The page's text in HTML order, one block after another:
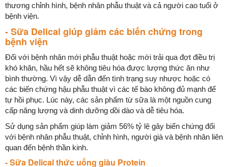
thương chỉnh hình, bệnh nhân phẫu thuật và cả người cao tuổi ở
bệnh viện.
- Sữa Delical giúp giảm các biến chứng trong
bệnh viện
Đối với bệnh nhân mới phẫu thuật hoặc mới trải qua đợt điều trị
khó khăn, hầu hết sẽ không tiêu hóa được lượng thức ăn như
bình thường. Vì vậy dễ dẫn đến tình trạng suy nhược hoặc có
các biến chứng hậu phẫu thuật vì các tế bào không đủ mạnh để
tự hồi phục. Lúc này, các sản phẩm từ sữa là một nguồn cung
cấp năng lượng và dinh dưỡng dồi dào và dễ tiêu hóa.
Sử dụng sản phẩm giúp làm giảm 56% tỷ lệ gây biến chứng đối
với bệnh nhân phẫu thuật, chỉnh hình, người già và bệnh nhân liên
quan đến bệnh thần kinh.
- Sữa Delical thức uống giàu Protein